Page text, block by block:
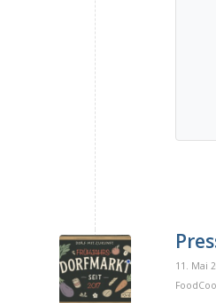
11. Mai